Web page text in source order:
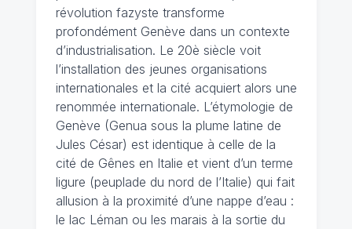
révolution fazyste transforme
profondément Genève dans un contexte
d’industrialisation. Le 20è siècle voit
l’installation des jeunes organisations
internationales et la cité acquiert alors une
renommée internationale. L’étymologie de
Genève (Genua sous la plume latine de
Jules César) est identique à celle de la
cité de Gênes en Italie et vient d’un terme
ligure (peuplade du nord de l’Italie) qui fait
allusion à la proximité d’une nappe d’eau :
le lac Léman ou les marais à la sortie du